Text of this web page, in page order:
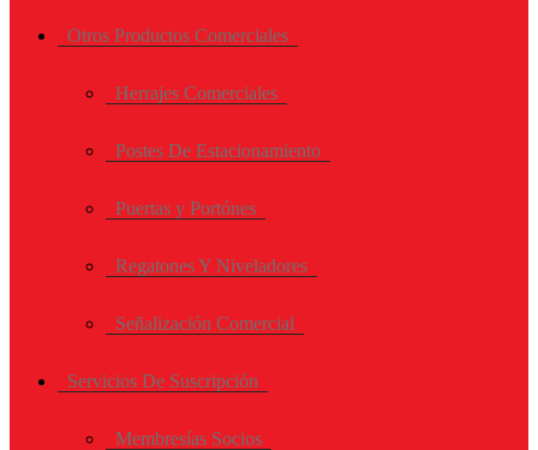
Otros Productos Comerciales
Herrajes Comerciales
Postes De Estacionamiento
Puertas y Portónes
Regatones Y Niveladores
Señalización Comercial
Servicios De Suscripción
Membresías Socios